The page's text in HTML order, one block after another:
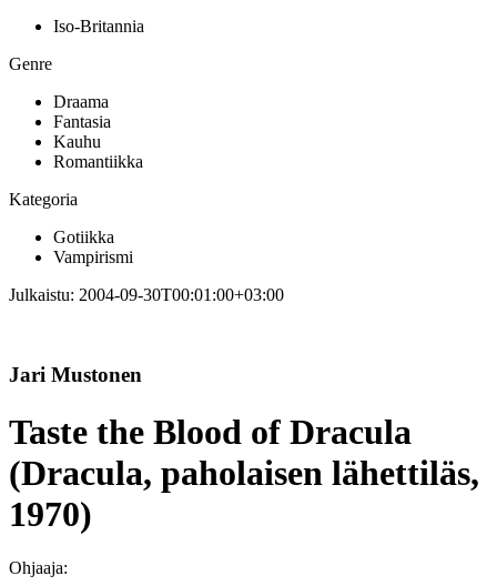
Iso-Britannia
Genre
Draama
Fantasia
Kauhu
Romantiikka
Kategoria
Gotiikka
Vampirismi
Julkaistu: 2004-09-30T00:01:00+03:00
Jari Mustonen
Taste the Blood of Dracula
(Dracula, paholaisen lähettiläs,
1970)
Ohjaaja: